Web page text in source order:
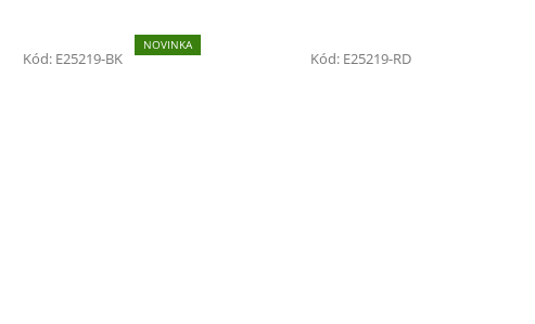
Kód: E25219-BK
NOVINKA
Kód: E25219-RD